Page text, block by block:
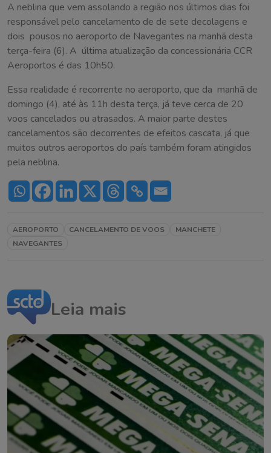
A neblina que vem assolando a região nos últimos dias foi
responsável pelo cancelamento de de sete decolagens e
dois pousos no aeroporto de Navegantes na manhã desta
terça-feira (6). A última atualização da concessionária CCR
Aeroportos é das 10h50.
Essa realidade é recorrente no aeroporto, que da manhã de
domingo (4), até às 11h desta terça, já teve cerca de 20
voos cancelados ou atrasados. A maior parte destes
cancelamentos são decorrentes de efeitos cascata, já que
muitos outros aeroportos do país também foram atingidos
pela neblina.
AEROPORTO CANCELAMENTO DE VOOS
MANCHETE
NAVEGANTES
Leia mais